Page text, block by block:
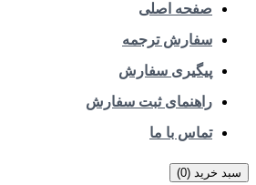
صفحه اصلی
سفارش ترجمه
پیگیری سفارش
راهنمای ثبت سفارش
تماس با ما
سبد خرید (0
)